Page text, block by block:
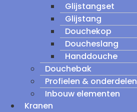
Glijstangset
Glijstang
Douchekop
Doucheslang
Handdouche
Douchebak
Profielen & onderdelen
Inbouw elementen
Kranen